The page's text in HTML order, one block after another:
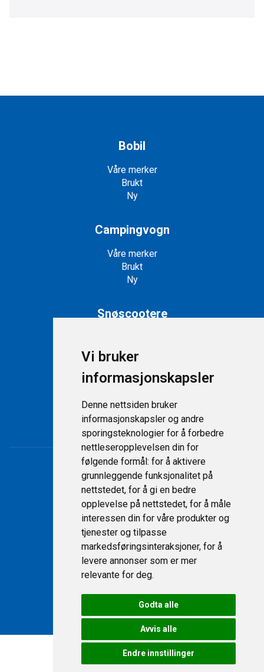
Vi bruker
informasjonskapsler
Denne nettsiden bruker
informasjonskapsler og andre
sporingsteknologier for å forbedre
nettleseropplevelsen din for
følgende formål: for å aktivere
grunnleggende funksjonalitet på
nettstedet, for å gi en bedre
opplevelse på nettstedet, for å måle
interessen din for våre produkter og
tjenester og tilpasse
markedsføringsinteraksjoner, for å
levere annonser som er mer
relevante for deg.
Godta alle
Avvis alle
Endre innstillinger
© 2026 Fritidssentret AS
Bobil
Våre merker
Brukt
Ny
Campingvogn
Våre merker
Brukt
Ny
Snøscootere
Nye snøscootere
Support
Kontakt
Personvernerklæring